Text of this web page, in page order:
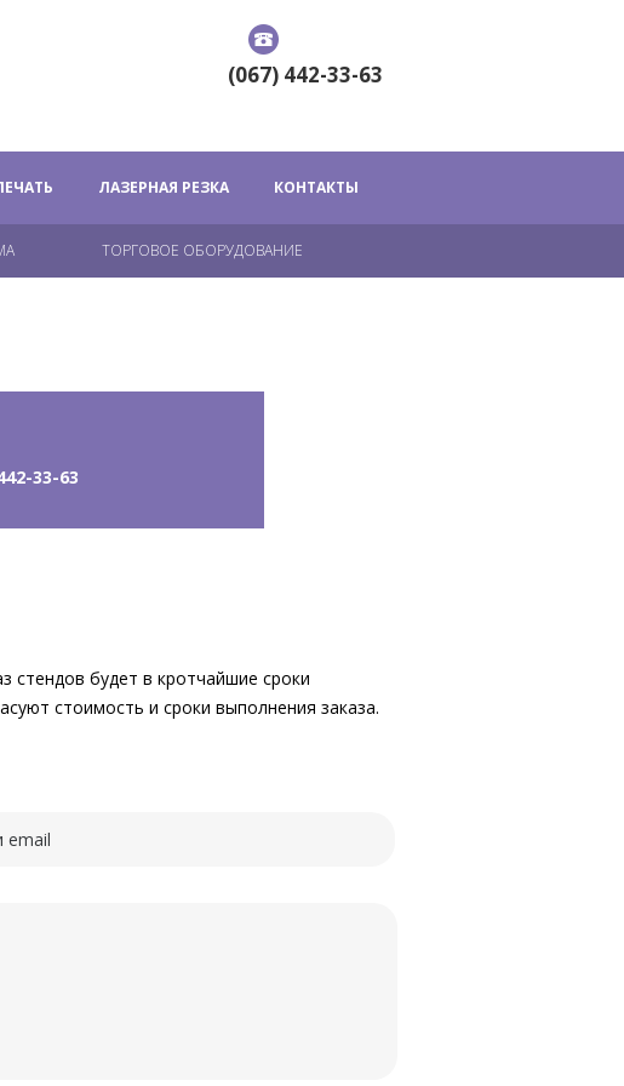
(067) 442-33-63
ЛАЗЕРНАЯ РЕЗКА КОНТАКТЫ
ТОРГОВОЕ ОБОРУДОВАНИЕ
33-63
стендов будет в кротчайшие сроки
стоимость и сроки выполнения заказа.